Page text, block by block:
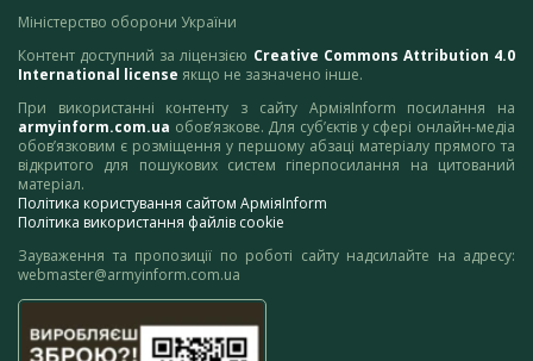
Міністерство оборони України
Контент доступний за ліцензією Creative Commons Attribution 4.0
International license якщо не зазначено інше.
При використанні контенту з сайту АрміяInform посилання на
armyinform.com.ua обов’язкове. Для суб’єктів у сфері онлайн-медіа
обов’язковим є розміщення у першому абзаці матеріалу прямого та
відкритого для пошукових систем гіперпосилання на цитований
матеріал.
Політика користування сайтом АрміяInform
Політика використання файлів cookie
Зауваження та пропозиції по роботі сайту надсилайте на адресу:
webmaster@armyinform.com.ua